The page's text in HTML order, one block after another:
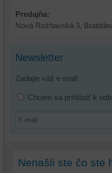
Predajňa:
Nová Rožňavská 3,
Newsletter
Zadajte váš e-mail:
Chcem sa prihlásiť k
Nenašli ste čo ste
strán,
widgety